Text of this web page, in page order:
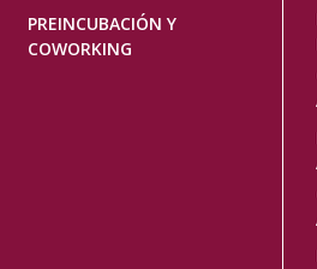
PREINCUBACIÓN Y
COWORKING